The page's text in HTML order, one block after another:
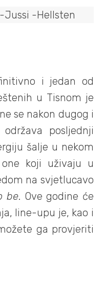
i jedan od
u Tisnom je
se nakon dugog i
posljednji
šalje u nekom
koji uživaju u
na svjetlucavo
be. Ove godine će
line-upu je, kao i
ga provjeriti